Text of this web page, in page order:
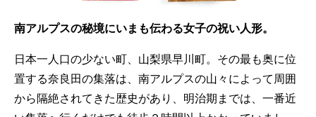
南アルプスの秘境にいまも伝わる女子の祝い人形。
日本一人口の少ない町、山梨県早川町。その最も奥に位
置する奈良田の集落は、南アルプスの山々によって周囲
から隔絶されてきた歴史があり、明治期までは、一番近